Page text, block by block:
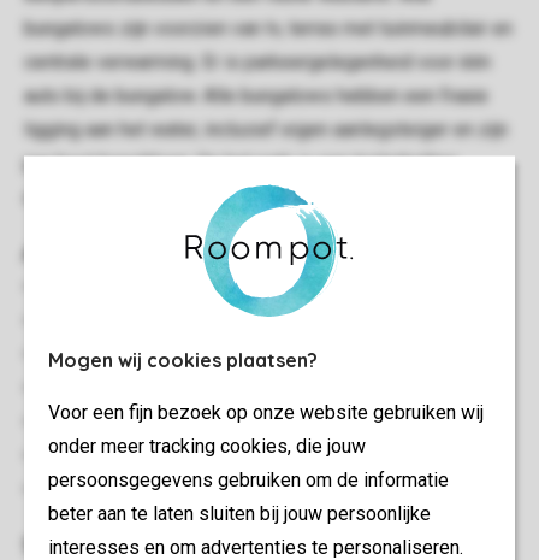
Mogen wij cookies plaatsen?
Voor een fijn bezoek op onze website gebruiken wij
onder meer tracking cookies, die jouw
persoonsgegevens gebruiken om de informatie
beter aan te laten sluiten bij jouw persoonlijke
interesses en om advertenties te personaliseren.
bungalows zijn voorzien van tv, terras met tuinmeubilair en
centrale verwarming. Er is parkeergelegenheid voor één
auto bij de bungalow. Alle bungalows hebben een fraaie
ligging aan het water, inclusief eigen aanlegsteiger en zijn
per boot bereikbaar. Op het park is een trailerhelling
Gelegen aan het water
Geschikt voor 6 personen
Rookvrij
Energielabel: G
Slaapkamer(s)